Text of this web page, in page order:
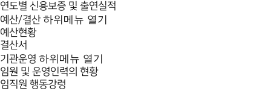
연도별 신용보증 및 출연실적
예산/결산 하위메뉴 열기
예산현황
결산서
기관운영 하위메뉴 열기
임원 및 운영인력의 현황
임직원 행동강령